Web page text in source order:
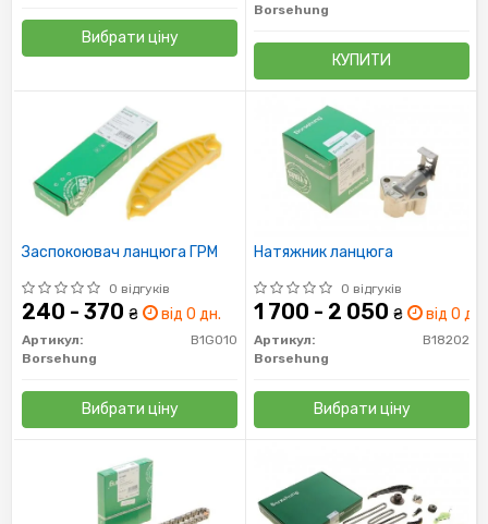
Вибрати ціну
Borsehung
КУПИТИ
Заспокоювач ланцюга ГРМ
0 відгуків
240 - 370 ₴ від 0 дн.
Артикул:
B1G010
Borsehung
Вибрати ціну
Натяжник ланцюга
0 відгуків
1 700 - 2 050 ₴ від 0 дн.
Артикул:
B18202
Borsehung
Вибрати ціну